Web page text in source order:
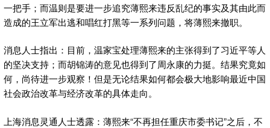
一把手；而温则是要进一步追究薄熙来违反乱纪的事实及其由此而
造成的王立军出逃和唱红打黑等一系列问题，将薄熙来撤职。
消息人士指出：目前，温家宝处理薄熙来的主张得到了习近平等人
的坚决支持；而胡锦涛的意见也得到了周永康的力挺。结果究竟如
何，尚待进一步观察！但是无论结果如何都会极大地影响最近中国
社会政治改革与经济改革的具体走向。
上海消息灵通人士透露：薄熙来“不再担任重庆市委书记”之后，不